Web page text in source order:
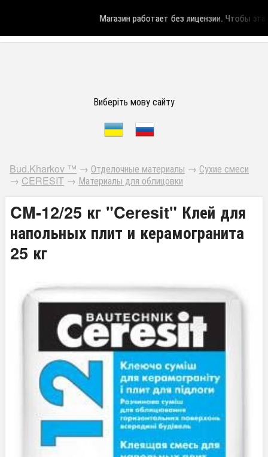
Магазин работает без лицензии.Чтобы эта
Виберіть мову сайту
Bud.Kharkov ™ → Отделочные материалы → Сухие смеси
→ CERESIT → Материалы для облицовки
CM-12/25 кг "Ceresit" Клей для
напольных плит и керамогранита
25 кг